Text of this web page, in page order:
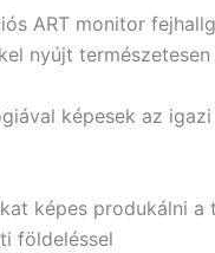
ART monitor
nyújt
képesek az igazi
képes produkálni
földeléssel